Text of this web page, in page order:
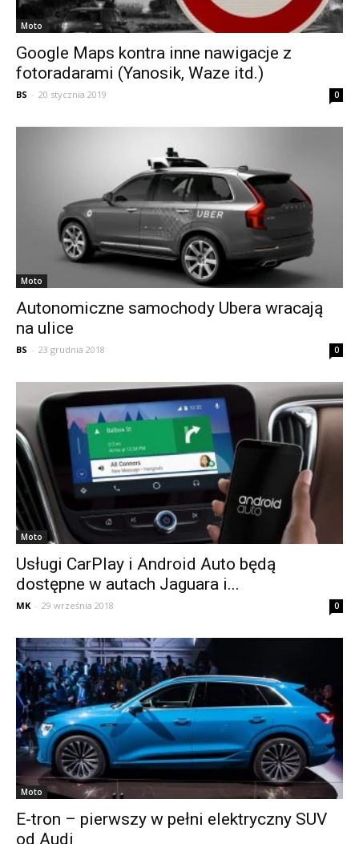
Moto
Google Maps kontra inne nawigacje z
fotoradarami (Yanosik, Waze itd.)
BS - 20 stycznia 2019 0
Moto
Autonomiczne samochody Ubera wracają
na ulice
BS - 23 grudnia 2018 0
Moto
Usługi CarPlay i Android Auto będą
dostępne w autach Jaguara i...
MK - 29 września 2018 0
Moto
E-tron – pierwszy w pełni elektryczny SUV
od Audi